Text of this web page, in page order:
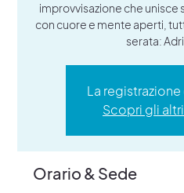
improvvisazione che unisce
con cuore e mente aperti,
serata:
La
Scopri gli
Orario & Sede